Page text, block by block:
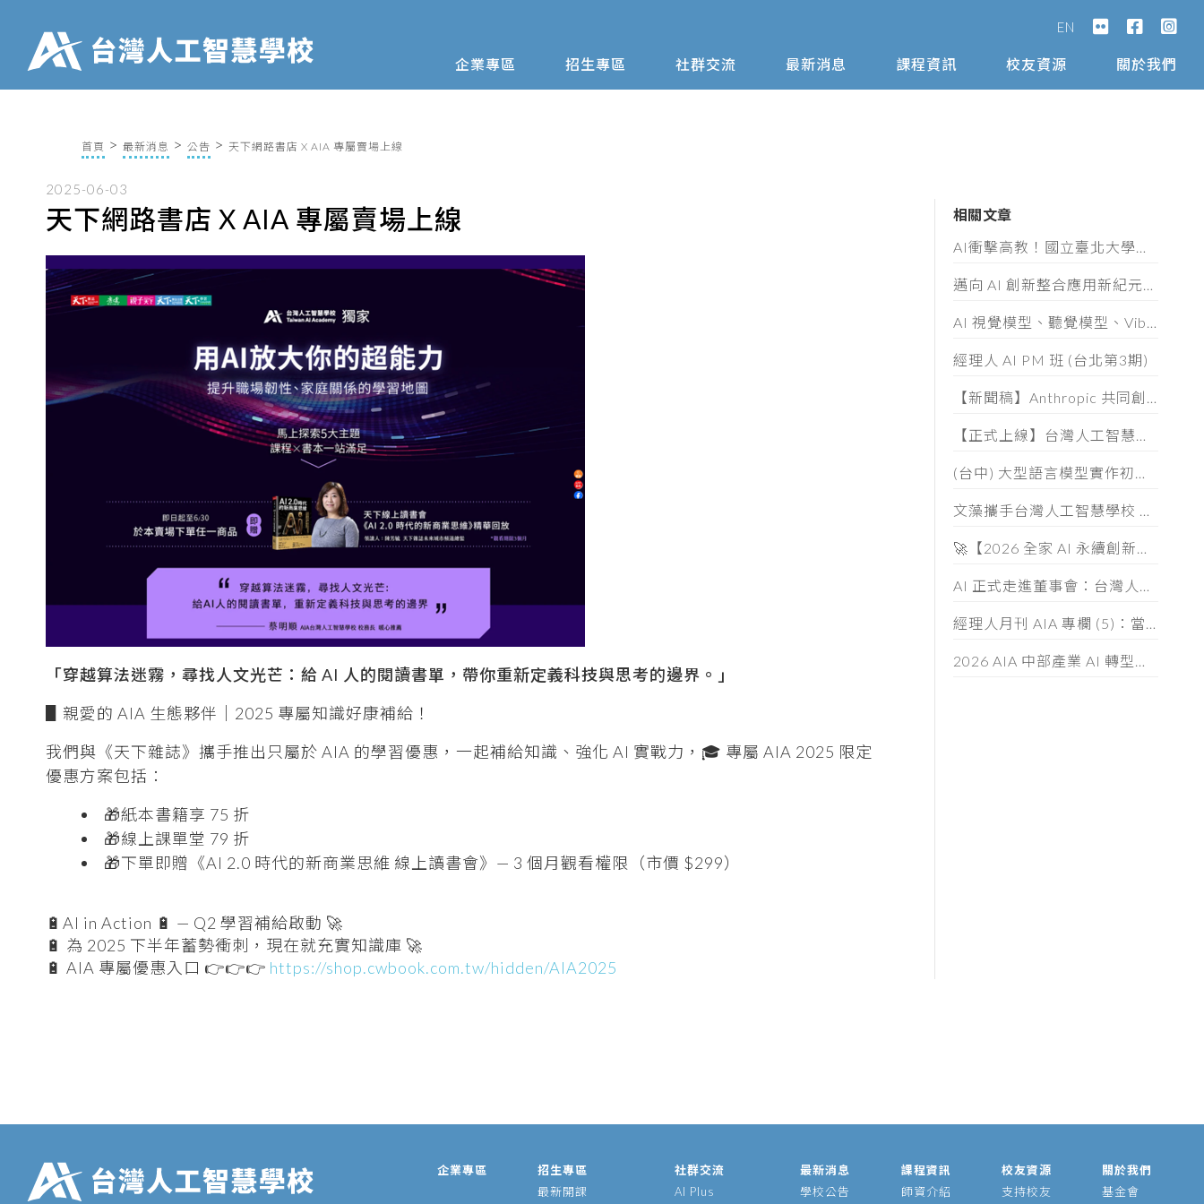
EN
企業專區 招生專區 社群交流 最新消息 課程資訊 校友資源 關於我們
首頁 最新消息 公告 天下網路書店 X AIA 專屬賣場上線
2025-06-03
天下網路書店 X AIA 專屬賣場上線
「穿越算法迷霧，尋找人文光芒：給 AI 人的閱讀書單，帶你重新定義科技與思考的邊界。」
▋親愛的 AIA 生態夥伴｜2025 專屬知識好康補給！
我們與《天下雜誌》攜手推出只屬於 AIA 的學習優惠，一起補給知識、強化 AI 實戰力，🎓 專屬 AIA 2025 限定
優惠方案包括：
🎁紙本書籍享 75 折
🎁線上課單堂 79 折
🎁下單即贈《AI 2.0 時代的新商業思維 線上讀書會》— 3 個月觀看權限（市價 $299）
🔋AI in Action 🔋 — Q2 學習補給啟動 🚀
🔋 為 2025 下半年蓄勢衝刺，現在就充實知識庫 🚀
🔋 AIA 專屬優惠入口 👉👉👉 https://shop.cwbook.com.tw/hidden/AIA2025
相關文章
AI衝擊高教！國立臺北大學攜手AIA打造高教AI轉型示範模式
邁向 AI 創新整合應用新紀元！「第十屆數位奇點獎」8/5起全面開放徵件
AI 視覺模型、聽覺模型、Vibe Coding 實作與 AI 素養認證工作坊
經理人 AI PM 班 (台北第3期)
【新聞稿】Anthropic 共同創辦人 Ben Mann 首度訪台
【正式上線】台灣人工智慧學校 AIA 人才認證 (AIATC) 專屬網站啟用！
(台中) 大型語言模型實作初階班 (第五期) 招生簡章
文藻攜手台灣人工智慧學校 共育AI跨域人才
🚀【2026 全家 AI 永續創新大賞】徵件中！
AI 正式走進董事會：台灣人工智慧學校啟動董監事 AI 治理必修課
經理人月刊 AIA 專欄 (5)：當「小龍蝦」開始幫你整資料、發信件， 企業如何「分人、分技能、分層」授權
2026 AIA 中部產業 AI 轉型與落地應用論壇
企業專區
招生專區
最新開課
社群交流
AI Plus
最新消息
學校公告
課程資訊
師資介紹
校友資源
支持校友
關於我們
基金會